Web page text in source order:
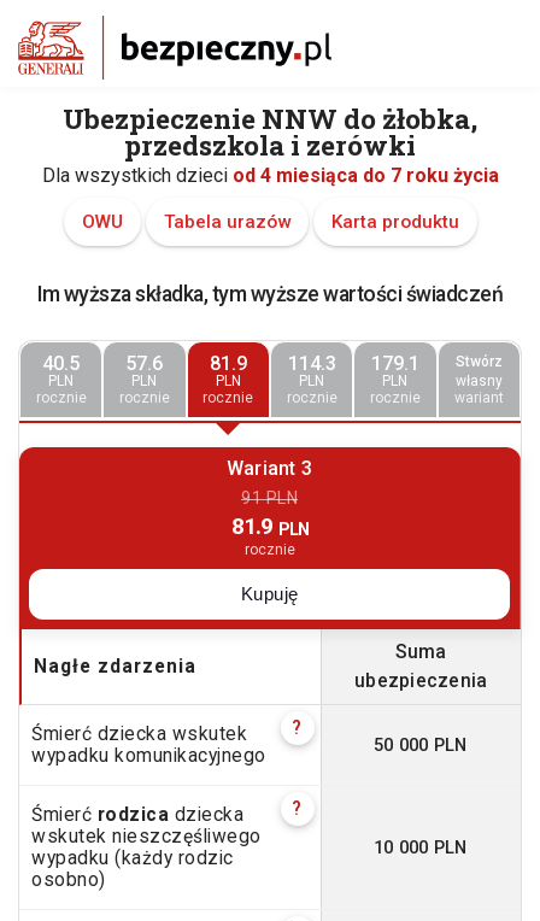
Ubezpieczenie NNW do żłobka,
przedszkola i zerówki
Dla wszystkich dzieci od 4 miesiąca do 7 roku życia
OWU Tabela urazów Karta produktu
Im wyższa składka, tym wyższe wartości świadczeń
40.5
PLN
rocznie
57.6
PLN
rocznie
81.9
PLN
rocznie
114.3
PLN
rocznie
179.1
PLN
rocznie
Stwórz
własny
wariant
Wariant 3
91 PLN
81.9 PLN
rocznie
Kupuję
Nagłe zdarzenia
Suma
ubezpieczenia
Śmierć dziecka wskutek
wypadku komunikacyjnego
?
50 000 PLN
Śmierć rodzica dziecka
wskutek nieszczęśliwego
wypadku (każdy rodzic
osobno)
?
10 000 PLN